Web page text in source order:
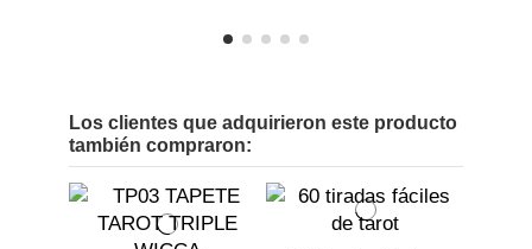
Los clientes que adquirieron este producto
también compraron: